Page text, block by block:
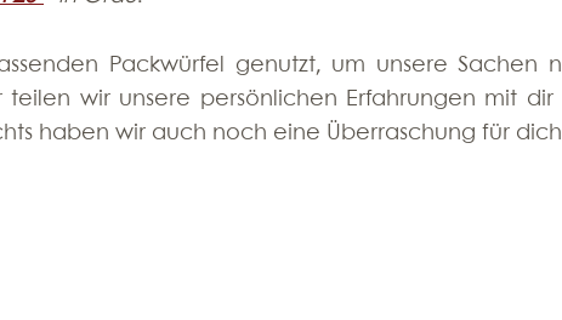
Packwürfel genutzt, um unsere Sachen
teilen wir unsere persönlichen Erfahrungen mit dir
haben wir auch noch eine Überraschung für